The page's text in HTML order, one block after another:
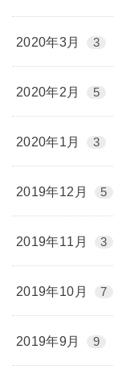
2020年3月 3
2020年2月 5
2020年1月 3
2019年12月 5
2019年11月 3
2019年10月 7
2019年9月 9